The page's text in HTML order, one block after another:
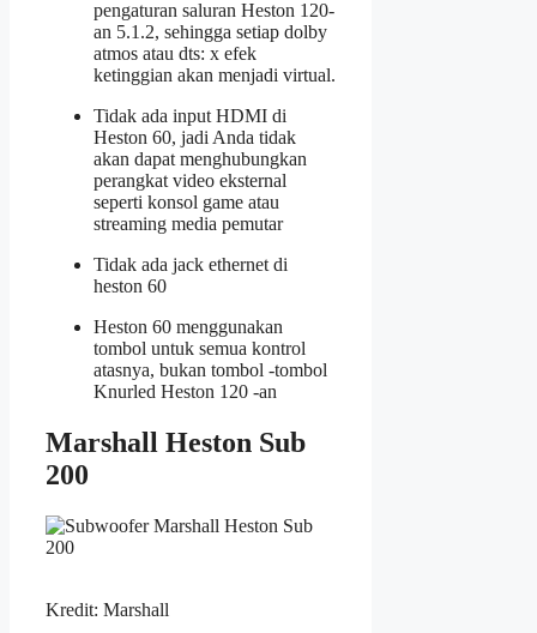
pengaturan saluran Heston 120-
an 5.1.2, sehingga setiap dolby
atmos atau dts: x efek
ketinggian akan menjadi virtual.
Tidak ada input HDMI di
Heston 60, jadi Anda tidak
akan dapat menghubungkan
perangkat video eksternal
seperti konsol game atau
streaming media pemutar
Tidak ada jack ethernet di
heston 60
Heston 60 menggunakan
tombol untuk semua kontrol
atasnya, bukan tombol -tombol
Knurled Heston 120 -an
Marshall Heston Sub
200
Kredit: Marshall